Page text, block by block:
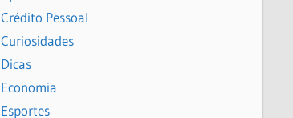
Crédito Pessoal
Curiosidades
Dicas
Economia
Esportes